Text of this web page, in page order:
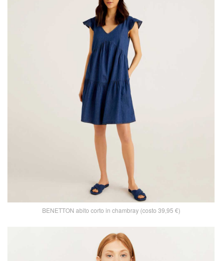
BENETTON abito corto in chambray (costo 39,95 €)